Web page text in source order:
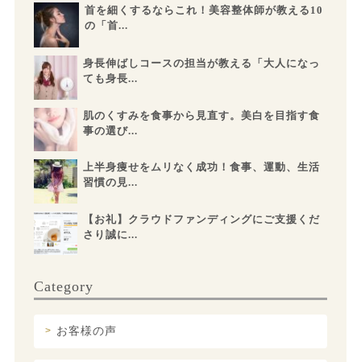
首を細くするならこれ！美容整体師が教える10
の「首...
身長伸ばしコースの担当が教える「大人になっ
ても身長...
肌のくすみを食事から見直す。美白を目指す食
事の選び...
上半身痩せをムリなく成功！食事、運動、生活
習慣の見...
【お礼】クラウドファンディングにご支援くだ
さり誠に...
Category
お客様の声